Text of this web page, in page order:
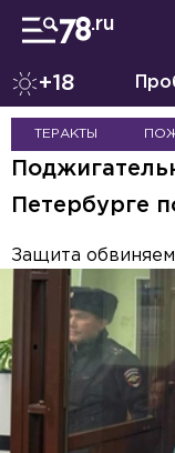
+18
ТЕРАКТЫ
Петербурге
Защита